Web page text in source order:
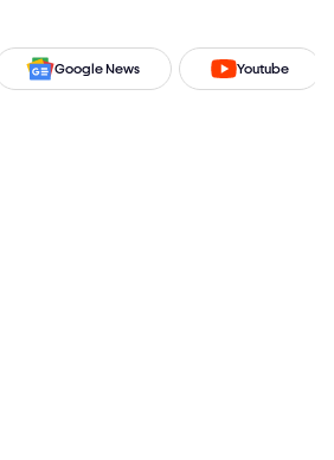
Google News Youtube